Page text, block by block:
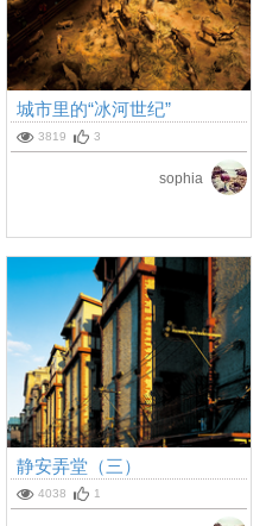
城市里的“冰河世纪”
3819 3
sophia
静安弄堂（三）
4038 1